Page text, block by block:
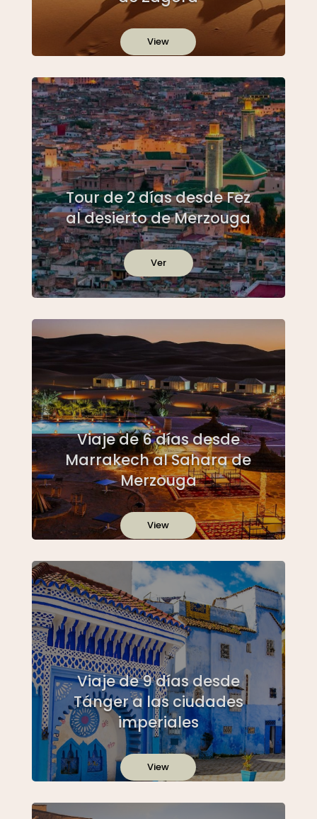
View
Tour de 2 días desde Fez
al desierto de Merzouga
Ver
Viaje de 6 días desde
Marrakech al Sahara de
Merzouga
View
Viaje de 9 días desde
Tánger a las ciudades
imperiales
View